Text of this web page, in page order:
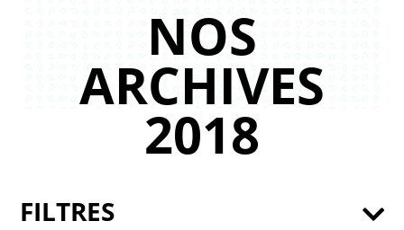
NOS
ARCHIVES
2018
FILTRES